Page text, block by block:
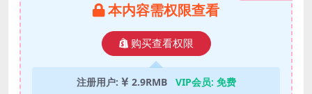
本内容需权限查看
购买查看权限
注册用户: 2.9RMB VIP会员: 免费